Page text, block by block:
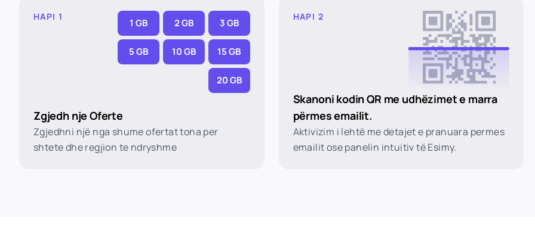
HAPI 1
1 GB 2 GB 3 GB
5 GB 10 GB 15 GB
20 GB
Zgjedh nje Oferte
Zgjedhni një nga shume ofertat tona per
shtete dhe regjion te ndryshme
HAPI 2
Skanoni kodin QR me udhëzimet e marra
përmes emailit.
Aktivizim i lehtë me detajet e pranuara permes
emailit ose panelin intuitiv të Esimy.